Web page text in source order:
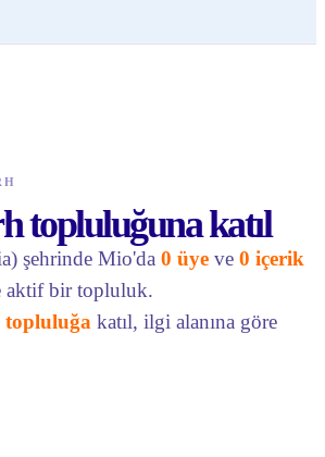
topluluğuna katıl
şehrinde Mio'da 0 üye ve 0 içerik
aktif bir topluluk.
topluluğa katıl, ilgi alanına göre